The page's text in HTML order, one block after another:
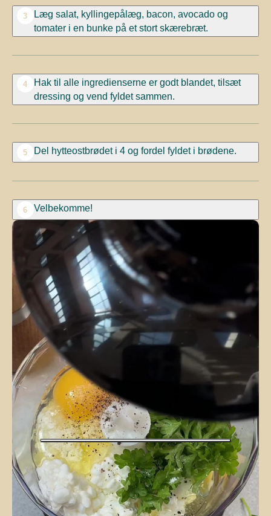
3
Læg salat, kyllingepålæg, bacon, avocado og
tomater i en bunke på et stort skærebræt.
4
Hak til alle ingredienserne er godt blandet, tilsæt
dressing og vend fyldet sammen.
5 Del hytteostbrødet i 4 og fordel fyldet i brødene.
6 Velbekomme!